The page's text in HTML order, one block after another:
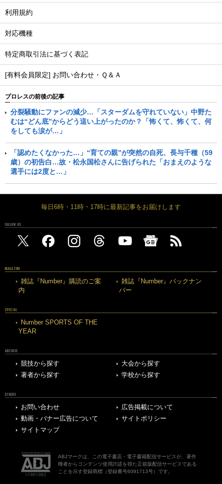
利用規約
対応機種
特定商取引法に基づく表記
[有料会員限定] お問い合わせ・Ｑ＆Ａ
プロレスの前後の記事
分裂騒動にファンの減少…「スターダムを守れていない」中野た
むは“どん底”からどう這い上がったのか？「怖くて、怖くて、何
をしても涙が…」
「認めたくなかった…」“育ての親”が突然の自死、長与千種（59
歳）の初告白…故・松永国松さんに告げられた「おまえのような
選手には2度と…」
毎日6時・11時・17時に最新記事をお届けします
FOLLOW US
MAGAZINE
雑誌『Number』購読のご案
内
雑誌『Number』バックナン
バー
SPECIAL
Number SPORTS OF THE
YEAR
ARCHIVE
競技から探す
大会から探す
著者から探す
学校から探す
OTHERS
お問い合わせ
広告掲載について
動画・バナー広告について
サイトポリシー
サイトマップ
ABJマークは、この電子書店・電子書籍配信サービスが、著作
権者からコンテンツ使用許諾を得た正規版配信サービスである
ことを示す登録商標（登録番号6091713号）です。